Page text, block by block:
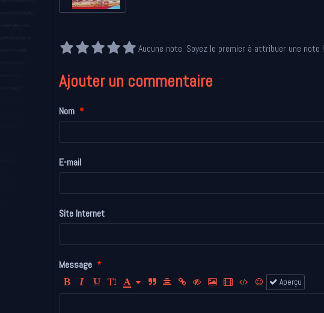
Aucune note. Soyez le premier à attribuer une note !
Ajouter un commentaire
Nom
E-mail
Site Internet
Message
Aperçu